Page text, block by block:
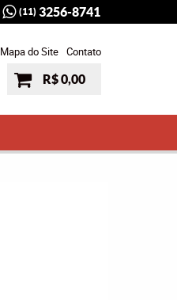
(11) 3256-8741
Mapa do Site Contato
R$ 0,00